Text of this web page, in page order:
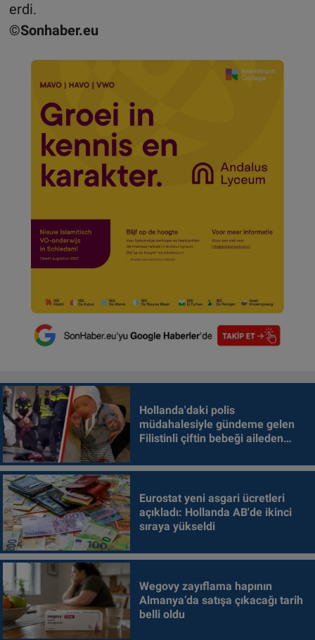
erdi.
©Sonhaber.eu
Hollanda'daki polis
müdahalesiyle gündeme gelen
Filistinli çiftin bebeği aileden
Eurostat yeni asgari ücretleri
açıkladı: Hollanda AB'de ikinci
sıraya yükseldi
Wegovy zayıflama hapının
Almanya’da satışa çıkacağı tarih
belli oldu